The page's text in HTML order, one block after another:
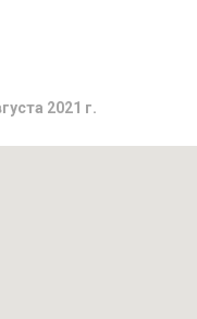
2021 г.